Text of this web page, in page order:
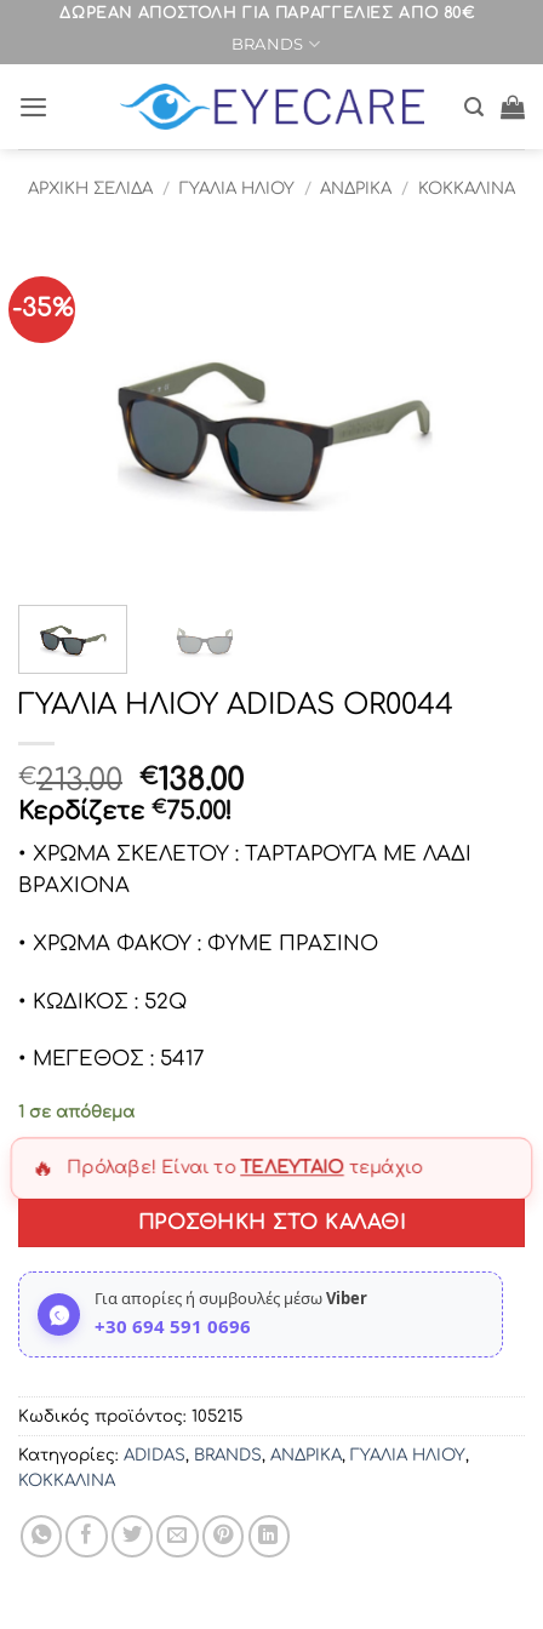
ΜετάβασηΔΩΡΕΑΝ ΑΠΟΣΤΟΛΗ ΓΙΑ ΠΑΡΑΓΓΕΛΙΕΣ ΑΠΟ 80€
BRANDS
ΑΡΧΙΚΉ ΣΕΛΊΔΑ / ΓΥΑΛΙΑ ΗΛΙΟΥ / ΑΝΔΡΙΚΑ / ΚΟΚΚΑΛΙΝΑ
-35%
ΓΥΑΛΙΑ ΗΛΙΟΥ ADIDAS OR0044
€213.00 Original
price
was:
€213.00.
€138.00Η
τιμή
είναι:
Κερδίζετε €75.00!
• ΧΡΩΜΑ ΣΚΕΛΕΤΟΥ : ΤΑΡΤΑΡΟΥΓΑ ΜΕ ΛΑΔΙ
ΒΡΑΧΙΟΝΑ
• ΧΡΩΜΑ ΦΑΚΟΥ : ΦΥΜΕ ΠΡΑΣΙΝΟ
• ΚΩΔΙΚΟΣ : 52Q
• ΜΕΓΕΘΟΣ : 5417
1 σε απόθεμα
🔥 Πρόλαβε! Είναι το ΤΕΛΕΥΤΑΊΟτεμάχιο
ΠΡΟΣΘΉΚΗ ΣΤΟ ΚΑΛΆΘΙ
Για απορίες ή συμβουλές μέσωViber
+30 694 591 0696
Κωδικός προϊόντος: 105215
Κατηγορίες: ADIDAS, BRANDS, ΑΝΔΡΙΚΑ, ΓΥΑΛΙΑ ΗΛΙΟΥ,
ΚΟΚΚΑΛΙΝΑ